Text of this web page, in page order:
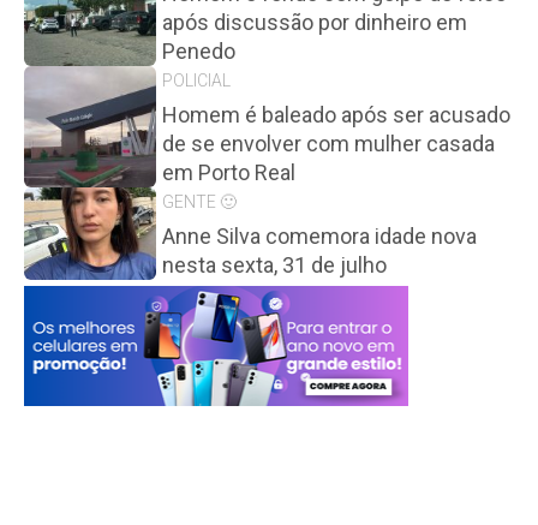
após discussão por dinheiro em
Penedo
POLICIAL
Homem é baleado após ser acusado
de se envolver com mulher casada
em Porto Real
GENTE 🙂
Anne Silva comemora idade nova
nesta sexta, 31 de julho